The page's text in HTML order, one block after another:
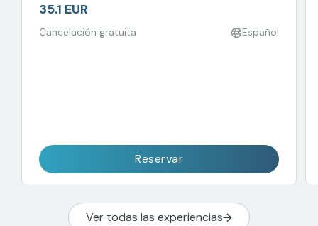
35.1 EUR
Cancelación gratuita Español
Reservar
Ver todas las experiencias